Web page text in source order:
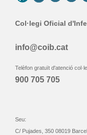
Col·legi Oficial
info@coib.cat
Telèfon gratuït d'atenció
900 705 705
Seu:
C/ Pujades, 350 08019